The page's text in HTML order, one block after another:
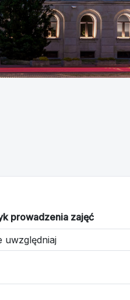
prowadzenia zajęć